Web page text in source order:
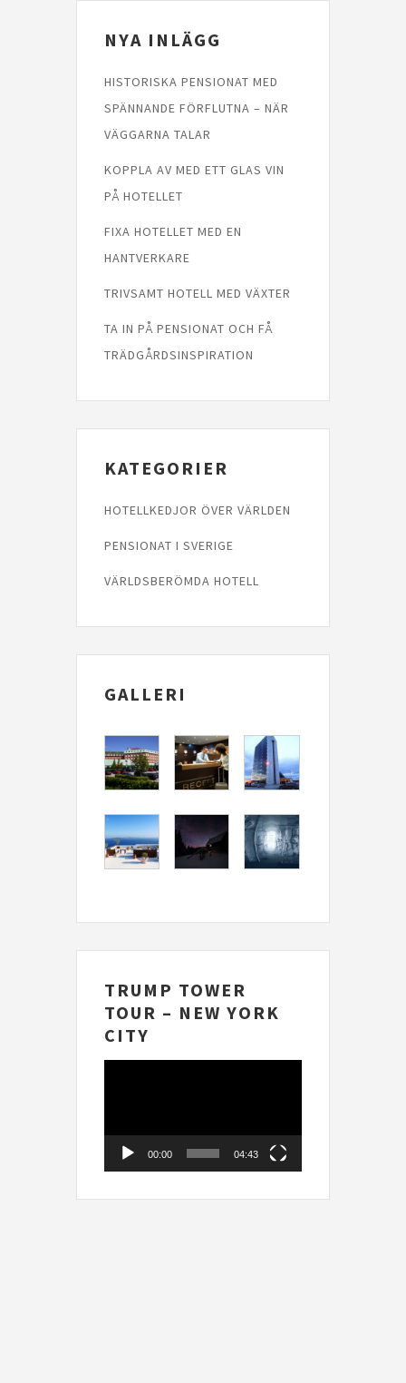
NYA INLÄGG
HISTORISKA PENSIONAT MED
SPÄNNANDE FÖRFLUTNA – NÄR
VÄGGARNA TALAR
KOPPLA AV MED ETT GLAS VIN
PÅ HOTELLET
FIXA HOTELLET MED EN
HANTVERKARE
TRIVSAMT HOTELL MED VÄXTER
TA IN PÅ PENSIONAT OCH FÅ
TRÄDGÅRDSINSPIRATION
KATEGORIER
HOTELLKEDJOR ÖVER VÄRLDEN
PENSIONAT I SVERIGE
VÄRLDSBERÖMDA HOTELL
GALLERI
TRUMP TOWER
TOUR – NEW YORK
CITY
00:00 04:43